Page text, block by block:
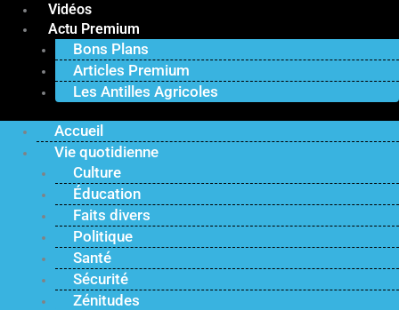
Vidéos
Actu Premium
Bons Plans
Articles Premium
Les Antilles Agricoles
Accueil
Vie quotidienne
Culture
Éducation
Faits divers
Politique
Santé
Sécurité
Zénitudes